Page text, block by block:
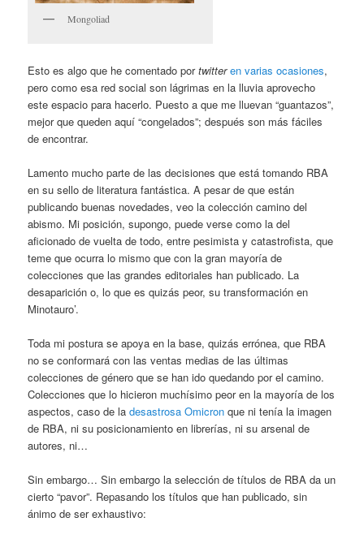
Mongoliad
Esto es algo que he comentado portwitter en varias ocasiones,
pero como esa red social son lágrimas en la lluvia aprovecho
este espacio para hacerlo. Puesto a que me lluevan “guantazos”,
mejor que queden aquí “congelados”; después son más fáciles
de encontrar.
Lamento mucho parte de las decisiones que está tomando RBA
en su sello de literatura fantástica. A pesar de que están
publicando buenas novedades, veo la colección camino del
abismo. Mi posición, supongo, puede verse como la del
aficionado de vuelta de todo, entre pesimista y catastrofista, que
teme que ocurra lo mismo que con la gran mayoría de
colecciones que las grandes editoriales han publicado. La
desaparición o, lo que es quizás peor, su transformación en
Minotauro’.
Toda mi postura se apoya en la base, quizás errónea, que RBA
no se conformará con las ventas medias de las últimas
colecciones de género que se han ido quedando por el camino.
Colecciones que lo hicieron muchísimo peor en la mayoría de los
aspectos, caso de ladesastrosa Omicron que ni tenía la imagen
de RBA, ni su posicionamiento en librerías, ni su arsenal de
autores, ni…
Sin embargo… Sin embargo la selección de títulos de RBA da un
cierto “pavor”. Repasando los títulos que han publicado, sin
ánimo de ser exhaustivo: